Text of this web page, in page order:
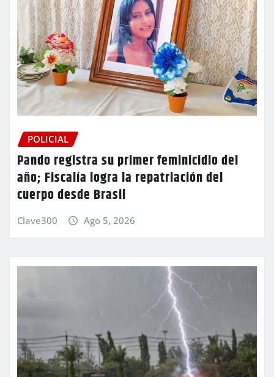
POLICIAL
Pando registra su primer feminicidio del
año; Fiscalía logra la repatriación del
cuerpo desde Brasil
Clave300 Ago 5, 2026